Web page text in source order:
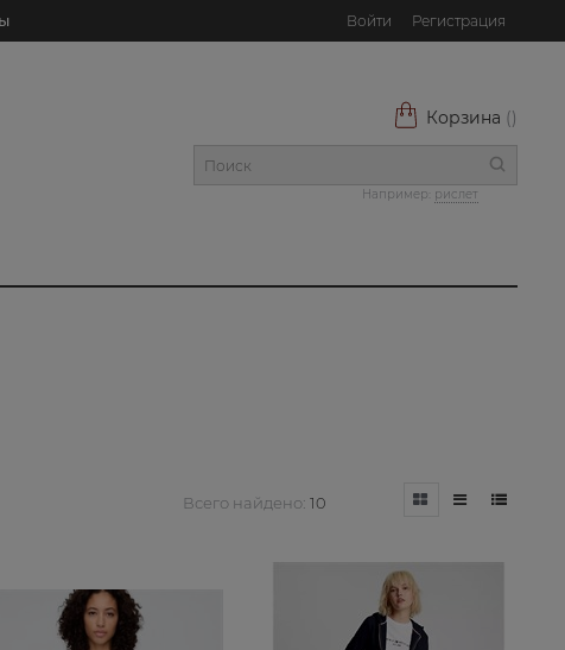
Войти Регистрация
Корзина ()
Например: рислет
Всего найдено: 10